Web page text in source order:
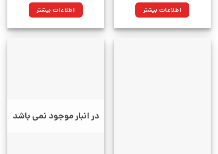
اطلاعات بیشتر اطلاعات بیشتر
در انبار موجود نمی باشد